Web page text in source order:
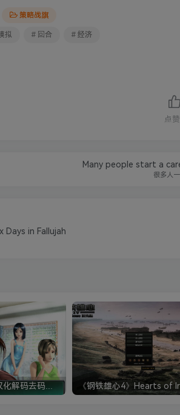
策略战旗
拟 # 回合 # 经济
点赞
Many people start a
很多人
Days in Fallujah